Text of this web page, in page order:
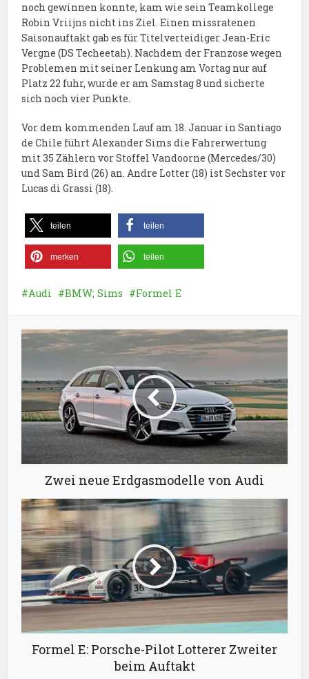
noch gewinnen konnte, kam wie sein Teamkollege
Robin Vriijns nicht ins Ziel. Einen missratenen
Saisonauftakt gab es für Titelverteidiger Jean-Eric
Vergne (DS Techeetah). Nachdem der Franzose wegen
Problemen mit seiner Lenkung am Vortag nur auf
Platz 22 fuhr, wurde er am Samstag 8 und sicherte
sich noch vier Punkte.
Vor dem kommenden Lauf am 18. Januar in Santiago
de Chile führt Alexander Sims die Fahrerwertung
mit 35 Zählern vor Stoffel Vandoorne (Mercedes/30)
und Sam Bird (26) an. Andre Lotter (18) ist Sechster vor
Lucas di Grassi (18).
teilen teilen
merken teilen
Audi BMW; Sims Formel E
Zwei neue Erdgasmodelle von Audi
Formel E: Porsche-Pilot Lotterer Zweiter
beim Auftakt